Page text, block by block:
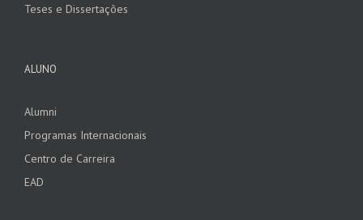
Teses e Dissertações
ALUNO
Alumni
Programas Internacionais
Centro de Carreira
EAD